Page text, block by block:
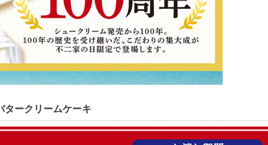
タークリームケーキ